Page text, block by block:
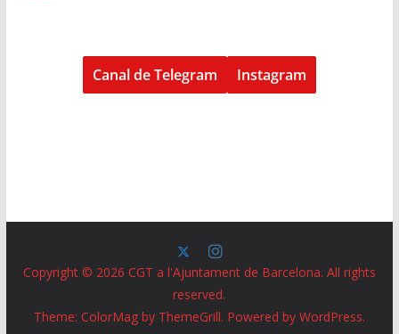
Canal de Telegram Instagram
Copyright © 2026 CGT a l'Ajuntament de Barcelona. All rights
reserved.
Theme: ColorMagby ThemeGrill. Powered by WordPress.